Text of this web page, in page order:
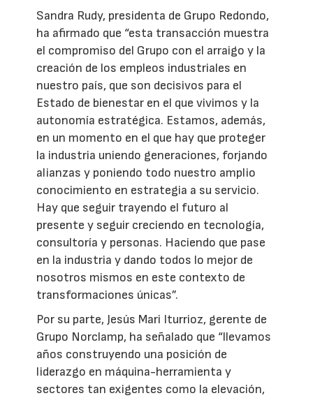
Sandra Rudy, presidenta de Grupo Redondo,
ha afirmado que “esta transacción muestra
el compromiso del Grupo con el arraigo y la
creación de los empleos industriales en
nuestro país, que son decisivos para el
Estado de bienestar en el que vivimos y la
autonomía estratégica. Estamos, además,
en un momento en el que hay que proteger
la industria uniendo generaciones, forjando
alianzas y poniendo todo nuestro amplio
conocimiento en estrategia a su servicio.
Hay que seguir trayendo el futuro al
presente y seguir creciendo en tecnología,
consultoría y personas. Haciendo que pase
en la industria y dando todos lo mejor de
nosotros mismos en este contexto de
transformaciones únicas”.
Por su parte, Jesús Mari Iturrioz, gerente de
Grupo Norclamp, ha señalado que “llevamos
años construyendo una posición de
liderazgo en máquina-herramienta y
sectores tan exigentes como la elevación,